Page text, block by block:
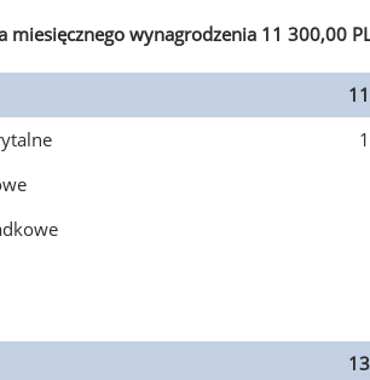
miesięcznego wynagrodzenia 11 300,00